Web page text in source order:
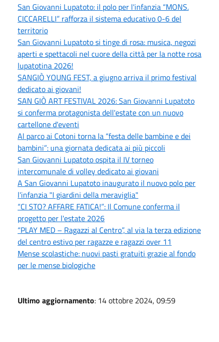
San Giovanni Lupatoto: il polo per l'infanzia “MONS.
CICCARELLI” rafforza il sistema educativo 0-6 del
territorio
San Giovanni Lupatoto si tinge di rosa: musica, negozi
aperti e spettacoli nel cuore della città per la notte rosa
lupatotina 2026!
SANGIÒ YOUNG FEST, a giugno arriva il primo festival
dedicato ai giovani!
SAN GIÒ ART FESTIVAL 2026: San Giovanni Lupatoto
si conferma protagonista dell'estate con un nuovo
cartellone d'eventi
Al parco ai Cotoni torna la “festa delle bambine e dei
bambini”: una giornata dedicata ai più piccoli
San Giovanni Lupatoto ospita il IV torneo
intercomunale di volley dedicato ai giovani
A San Giovanni Lupatoto inaugurato il nuovo polo per
l'infanzia "I giardini della meraviglia"
“CI STO? AFFARE FATICA!”: Il Comune conferma il
progetto per l'estate 2026
“PLAY MED – Ragazzi al Centro”, al via la terza edizione
del centro estivo per ragazze e ragazzi over 11
Mense scolastiche: nuovi pasti gratuiti grazie al fondo
per le mense biologiche
Ultimo aggiornamento: 14 ottobre 2024, 09:59